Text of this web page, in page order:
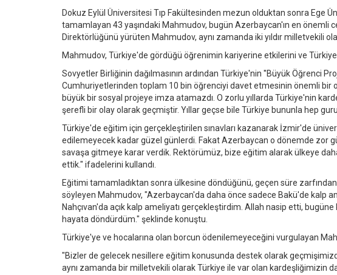
Dokuz Eylül Üniversitesi Tıp Fakültesinden mezun olduktan sonra Ege
tamamlayan 43 yaşındaki Mahmudov, bugün Azerbaycan'ın en önemli
Direktörlüğünü yürüten Mahmudov, aynı zamanda iki yıldır milletvekili
Mahmudov, Türkiye'de gördüğü öğrenimin kariyerine etkilerini ve
Sovyetler Birliğinin dağılmasının ardından Türkiye'nin ''Büyük Öğrenci
Cumhuriyetlerinden toplam 10 bin öğrenciyi davet etmesinin önemli bir
büyük bir sosyal projeye imza atamazdı. O zorlu yıllarda Türkiye'nin
şerefli bir olay olarak geçmiştir. Yıllar geçse bile Türkiye bununla hep
Türkiye'de eğitim için gerçekleştirilen sınavları kazanarak İzmir'de
edilemeyecek kadar güzel günlerdi. Fakat Azerbaycan o dönemde zor
savaşa gitmeye karar verdik. Rektörümüz, bize eğitim alarak ülkeye
ettik." ifadelerini kullandı.
Eğitimi tamamladıktan sonra ülkesine döndüğünü, geçen süre
söyleyen Mahmudov, "Azerbaycan'da daha önce sadece Bakü'de kalp
Nahçıvan'da açık kalp ameliyatı gerçekleştirdim. Allah nasip etti,
hayata döndürdüm." şeklinde konuştu.
Türkiye'ye ve hocalarına olan borcun ödenilemeyeceğini vurgulayan
"Bizler de gelecek nesillere eğitim konusunda destek olarak
aynı zamanda bir milletvekili olarak Türkiye ile var olan kardeşliğimizin